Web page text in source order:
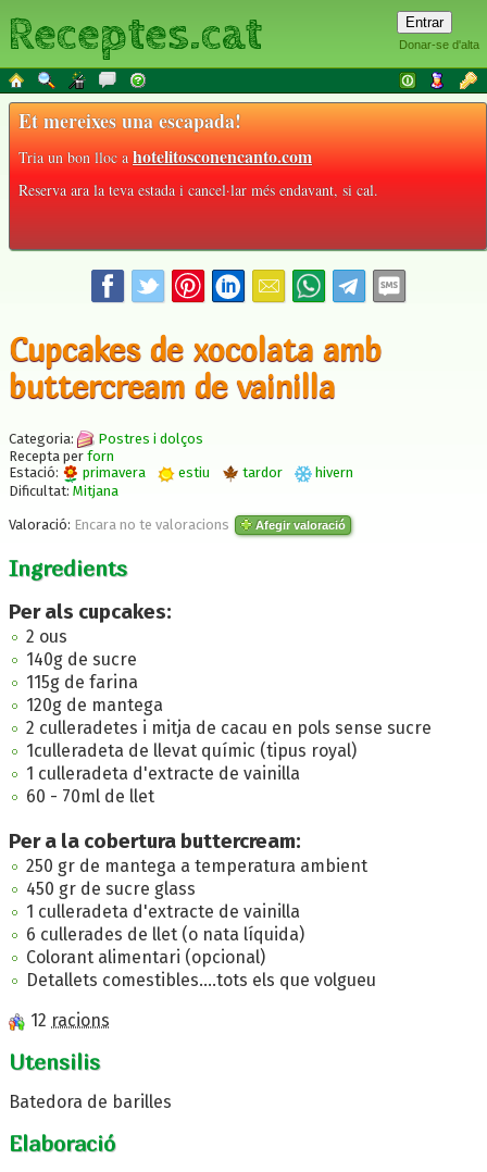
Donar-se d'alta
Receptes.cat
Et mereixes una escapada!
Tria un bon lloc ahotelitosconencanto.com
Reserva ara la teva estada i cancel·lar més endavant, si cal.
Cupcakes de xocolata amb
buttercream de vainilla
Categoria:
Postres i dolços
Recepta per forn
Estació:
primavera estiu tardor
hivern
Dificultat: Mitjana
Valoració: Encara no te valoracions Afegir valoració
Ingredients
Per als cupcakes:
2 ous
140g de sucre
115g de farina
120g de mantega
2 culleradetes i mitja de cacau en pols sense sucre
1culleradeta de llevat químic (tipus royal)
1 culleradeta d'extracte de vainilla
60 - 70ml de llet
Per a la cobertura buttercream:
250 gr de mantega a temperatura ambient
450 gr de sucre glass
1 culleradeta d'extracte de vainilla
6 cullerades de llet (o nata líquida)
Colorant alimentari (opcional)
Detallets comestibles....tots els que volgueu
12 racions
Utensilis
Batedora de barilles
Elaboració